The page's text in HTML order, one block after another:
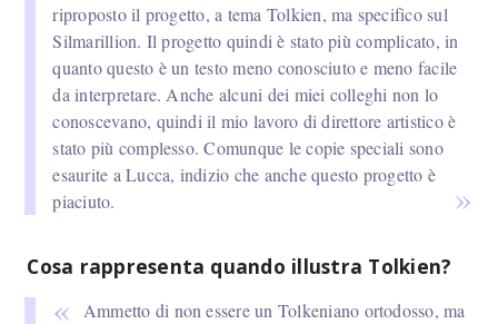
riproposto il progetto, a tema Tolkien, ma specifico sul
Silmarillion. Il progetto quindi è stato più complicato, in
quanto questo è un testo meno conosciuto e meno facile
da interpretare. Anche alcuni dei miei colleghi non lo
conoscevano, quindi il mio lavoro di direttore artistico è
stato più complesso. Comunque le copie speciali sono
esaurite a Lucca, indizio che anche questo progetto è
piaciuto.
Cosa rappresenta quando illustra Tolkien?
Ammetto di non essere un Tolkeniano ortodosso, ma